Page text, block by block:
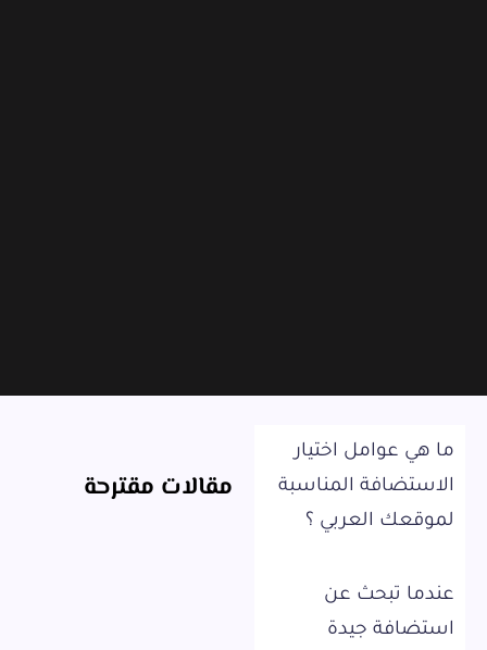
ما هي عوامل اختيار
الاستضافة المناسبة
لموقعك العربي ؟
عندما تبحث عن
استضافة جيدة
مقالات مقترحة